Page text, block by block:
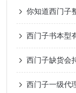
你知道西门子
西门子书本型
西门子缺货会
西门子一级代